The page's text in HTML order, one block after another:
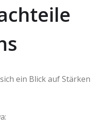
ein Blick auf Stärken